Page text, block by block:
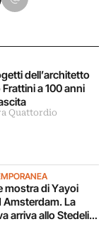
dell’architetto
a 100 anni
Quattordio
mostra di Yayoi
Amsterdam. La
arriva allo Stedelijk